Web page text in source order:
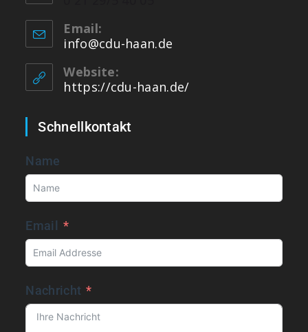
Email:
info@cdu-haan.de
Website:
https://cdu-haan.de/
Schnellkontakt
Name
Email
Nachricht